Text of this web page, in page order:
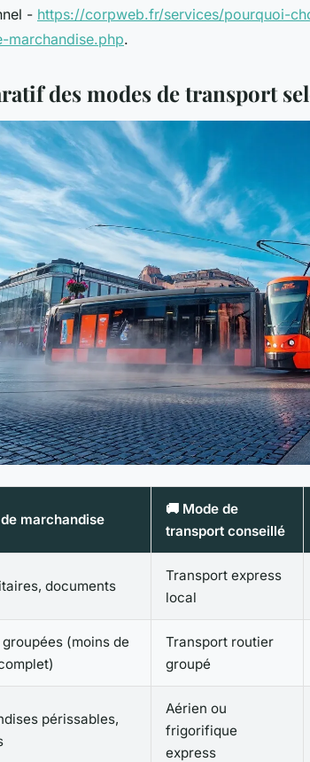
- https://corpweb.fr/services/pourquoi-
marchandise.php.
des modes de transport
marchandise
🚚 Mode de
transport conseillé
documents
Transport express
local
(moins de
Transport routier
groupé
périssables,
Aérien ou
frigorifique
express